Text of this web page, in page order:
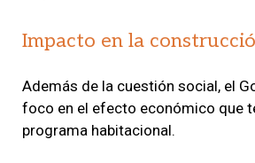
Impacto en la
Además de la cuestión social, el
foco en el efecto económico que
programa habitacional.